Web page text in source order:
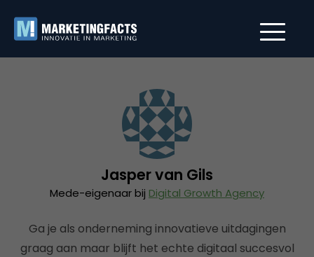
Jasper van Gils
Mede-eigenaar bij Digital Growth Agency
Ga je als onderneming innovatieve uitdagingen
graag aan maar blijft het echte digitaal succesvol